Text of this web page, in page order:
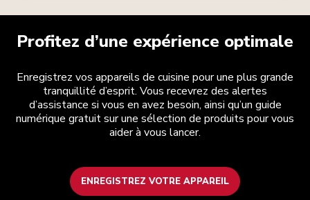
Profitez d’une expérience optimale
Enregistrez vos appareils de cuisine pour une plus grande
tranquillité d’esprit. Vous recevrez des alertes
d’assistance si vous en avez besoin, ainsi qu’un guide
numérique gratuit sur une sélection de produits pour vous
aider à vous lancer.
ENREGISTREZ VOTRE APPAREIL